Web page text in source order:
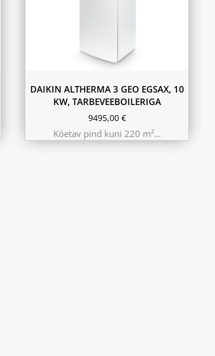
DAIKIN ALTHERMA 3 GEO EGSAX, 10
KW, TARBEVEEBOILERIGA
9495,00 €
Köetav pind kuni 220 m²…